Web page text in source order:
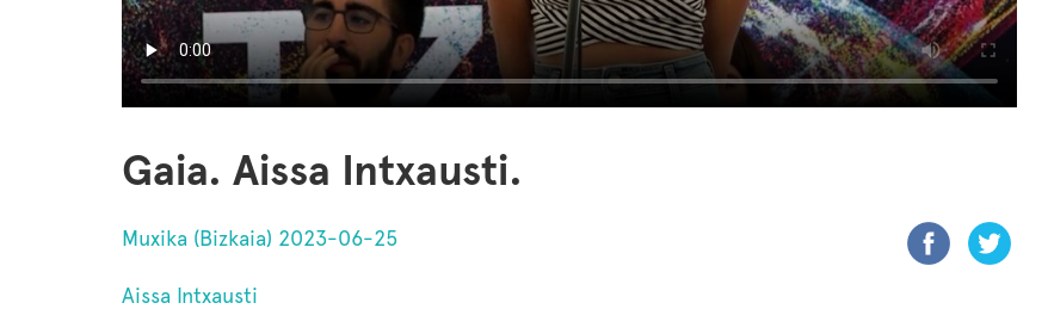
Gaia. Aissa Intxausti.
Muxika (Bizkaia) 2023-06-25
Aissa Intxausti